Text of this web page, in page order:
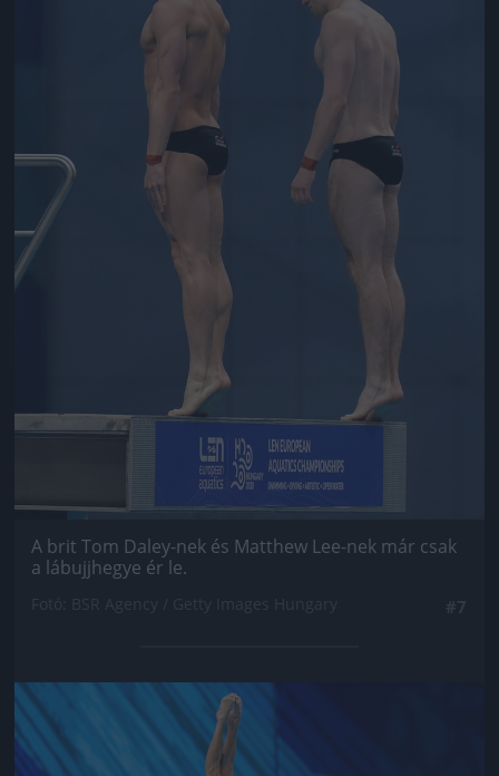
A brit Tom Daley-nek és Matthew Lee-nek már csak
a lábujjhegye ér le.
Jön még kép!